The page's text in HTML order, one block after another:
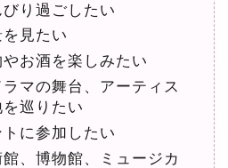
り過ごしたい
見たい
お酒を楽しみたい
マの舞台、アーティス
を巡りたい
に参加したい
、博物館、ミュージカ